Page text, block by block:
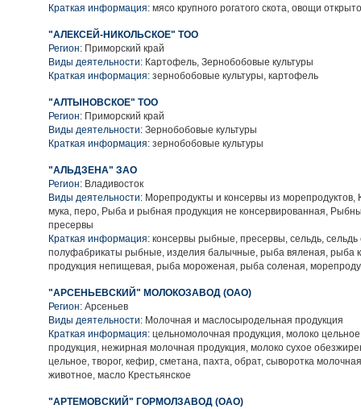
Краткая информация: мясо крупного рогатого скота, овощи
"АЛЕКСЕЙ-НИКОЛЬСКОЕ" ТОО
Регион: Приморский край
Виды деятельности: Картофель, Зернобобовые культуры
Краткая информация: зернобобовые культуры, картофель
"АЛТЫНОВСКОЕ" ТОО
Регион: Приморский край
Виды деятельности: Зернобобовые культуры
Краткая информация: зернобобовые культуры
"АЛЬДЗЕНА" ЗАО
Регион: Владивосток
Виды деятельности: Морепродукты и консервы из морепродуктов,
мука, перо, Рыба и рыбная продукция не консервированная,
пресервы
Краткая информация: консервы рыбные, пресервы, сельдь, сельдь
полуфабрикаты рыбные, изделия балычные, рыба вяленая, рыба
продукция непищевая, рыба мороженая, рыба соленая,
"АРСЕНЬЕВСКИЙ" МОЛОКОЗАВОД (ОАО)
Регион: Арсеньев
Виды деятельности: Молочная и маслосыродельная продукция
Краткая информация: цельномолочная продукция, молоко
продукция, нежирная молочная продукция, молоко сухое
цельное, творог, кефир, сметана, пахта, обрат, сыворотка
животное, масло Крестьянское
"АРТЕМОВСКИЙ" ГОРМОЛЗАВОД (ОАО)